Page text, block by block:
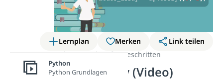
Lernplan Merken
Link teilen
Python
Python fortgeschritten
Python Array (Video)
Python
Python Grundlagen